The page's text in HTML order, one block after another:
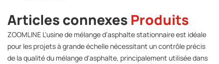
Articles connexes Produits
ZOOMLINE L'usine de mélange d'asphalte stationnaire est idéale
pour les projets à grande échelle nécessitant un contrôle précis
de la qualité du mélange d'asphalte, principalement utilisée dans